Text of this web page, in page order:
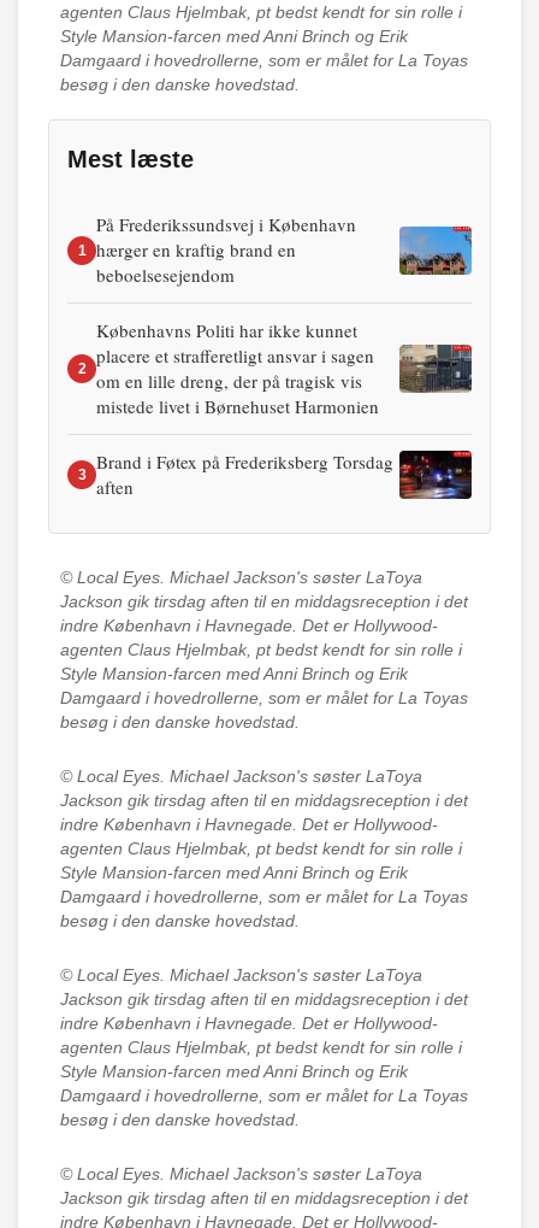
agenten Claus Hjelmbak, pt bedst kendt for sin rolle i
Style Mansion-farcen med Anni Brinch og Erik
Damgaard i hovedrollerne, som er målet for La Toyas
besøg i den danske hovedstad.
Mest læste
1
På Frederikssundsvej i København
hærger en kraftig brand en
beboelsesejendom
2
Københavns Politi har ikke kunnet
placere et strafferetligt ansvar i sagen
om en lille dreng, der på tragisk vis
mistede livet i Børnehuset Harmonien
3
Brand i Føtex på Frederiksberg Torsdag
aften
© Local Eyes. Michael Jackson's søster LaToya
Jackson gik tirsdag aften til en middagsreception i det
indre København i Havnegade. Det er Hollywood-
agenten Claus Hjelmbak, pt bedst kendt for sin rolle i
Style Mansion-farcen med Anni Brinch og Erik
Damgaard i hovedrollerne, som er målet for La Toyas
besøg i den danske hovedstad.
© Local Eyes. Michael Jackson's søster LaToya
Jackson gik tirsdag aften til en middagsreception i det
indre København i Havnegade. Det er Hollywood-
agenten Claus Hjelmbak, pt bedst kendt for sin rolle i
Style Mansion-farcen med Anni Brinch og Erik
Damgaard i hovedrollerne, som er målet for La Toyas
besøg i den danske hovedstad.
© Local Eyes. Michael Jackson's søster LaToya
Jackson gik tirsdag aften til en middagsreception i det
indre København i Havnegade. Det er Hollywood-
agenten Claus Hjelmbak, pt bedst kendt for sin rolle i
Style Mansion-farcen med Anni Brinch og Erik
Damgaard i hovedrollerne, som er målet for La Toyas
besøg i den danske hovedstad.
© Local Eyes. Michael Jackson's søster LaToya
Jackson gik tirsdag aften til en middagsreception i det
indre København i Havnegade. Det er Hollywood-